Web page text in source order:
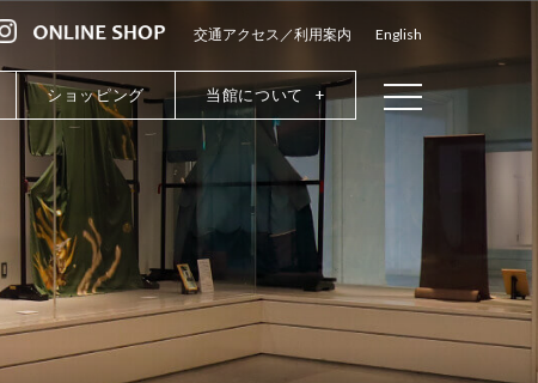
交通アクセス／利用案内 English
ショッピング 当館について